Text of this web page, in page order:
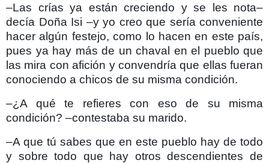
–Las crías ya están creciendo y se les nota–
decía Doña Isi –y yo creo que sería conveniente
hacer algún festejo, como lo hacen en este país,
pues ya hay más de un chaval en el pueblo que
las mira con afición y convendría que ellas fueran
conociendo a chicos de su misma condición.
–¿A qué te refieres con eso de su misma
condición? –contestaba su marido.
–A que tú sabes que en este pueblo hay de todo
y sobre todo que hay otros descendientes de